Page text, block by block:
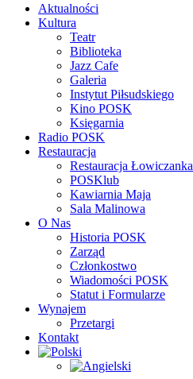
Aktualności
Kultura
Teatr
Biblioteka
Jazz Cafe
Galeria
Instytut Piłsudskiego
Kino POSK
Księgarnia
Radio POSK
Restauracja
Restauracja Łowiczanka
POSKlub
Kawiarnia Maja
Sala Malinowa
O Nas
Historia POSK
Zarząd
Członkostwo
Wiadomości POSK
Statut i Formularze
Wynajem
Przetargi
Kontakt